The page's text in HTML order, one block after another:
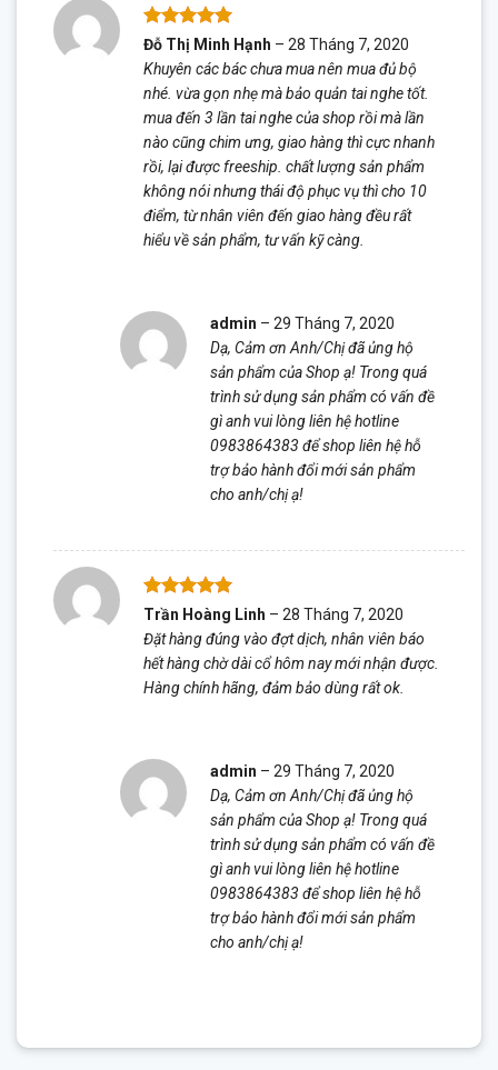
Được xếp
hạng5
5
sao
Đỗ Thị Minh Hạnh – 28 Tháng 7, 2020
Khuyên các bác chưa mua nên mua đủ bộ
nhé. vừa gọn nhẹ mà bảo quản tai nghe tốt.
mua đến 3 lần tai nghe của shop rồi mà lần
nào cũng chim ưng, giao hàng thì cực nhanh
rồi, lại được freeship. chất lượng sản phẩm
không nói nhưng thái độ phục vụ thì cho 10
điểm, từ nhân viên đến giao hàng đều rất
hiểu về sản phẩm, tư vấn kỹ càng.
admin – 29 Tháng 7, 2020
Dạ, Cảm ơn Anh/Chị đã ủng hộ
sản phẩm của Shop ạ! Trong quá
trình sử dụng sản phẩm có vấn đề
gì anh vui lòng liên hệ hotline
0983864383 để shop liên hệ hỗ
trợ bảo hành đổi mới sản phẩm
cho anh/chị ạ!
Được xếp
hạng
5
sao
Trần Hoàng Linh – 28 Tháng 7, 2020
Đặt hàng đúng vào đợt dịch, nhân viên báo
hết hàng chờ dài cổ hôm nay mới nhận được.
Hàng chính hãng, đảm bảo dùng rất ok.
admin – 29 Tháng 7, 2020
Dạ, Cảm ơn Anh/Chị đã ủng hộ
sản phẩm của Shop ạ! Trong quá
trình sử dụng sản phẩm có vấn đề
gì anh vui lòng liên hệ hotline
0983864383 để shop liên hệ hỗ
trợ bảo hành đổi mới sản phẩm
cho anh/chị ạ!